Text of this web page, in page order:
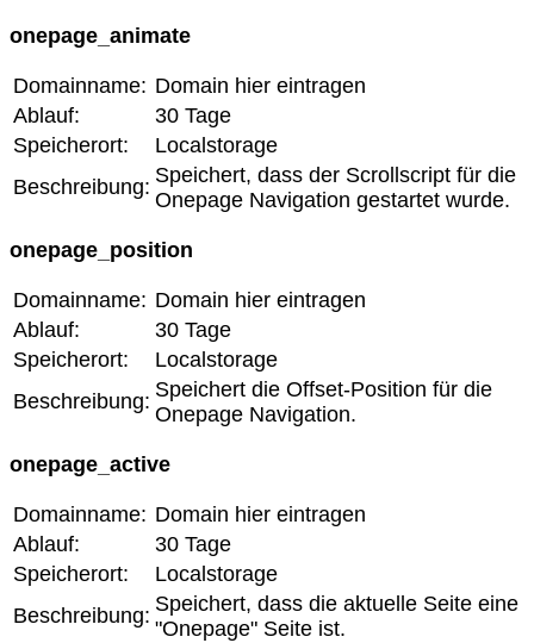
onepage_animate
Domainname: Domain hier eintragen
Ablauf:
30 Tage
Speicherort:
Localstorage
Beschreibung: Speichert, dass der Scrollscript für die
Onepage Navigation gestartet wurde.
onepage_position
Domainname: Domain hier eintragen
Ablauf:
30 Tage
Speicherort:
Localstorage
Beschreibung: Speichert die Offset-Position für die
Onepage Navigation.
onepage_active
Domainname: Domain hier eintragen
Ablauf:
30 Tage
Speicherort:
Localstorage
Beschreibung: Speichert, dass die aktuelle Seite eine
"Onepage" Seite ist.